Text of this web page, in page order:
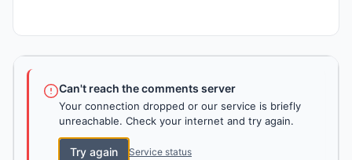
Can't reach the comments server
Your connection dropped or our service is briefly
unreachable. Check your internet and try again.
Try again Service status